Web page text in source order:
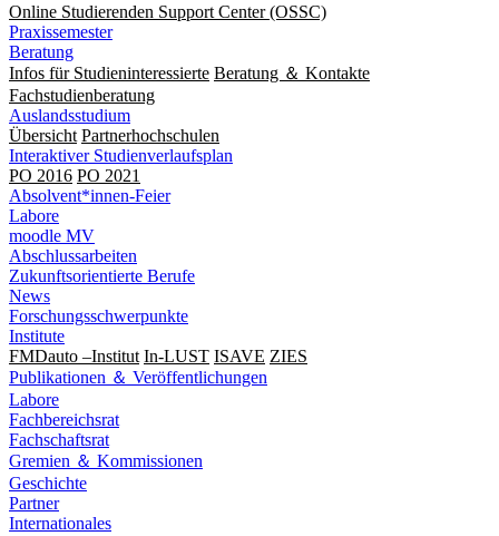
Online Studierenden Support Center (OSSC)
Praxissemester
Beratung
Infos für Studieninteressierte Beratung ＆ Kontakte
Fachstudienberatung
Auslandsstudium
Übersicht Partnerhochschulen
Interaktiver Studienverlaufsplan
PO 2016 PO 2021
Absolvent*innen-Feier
Labore
moodle MV
Abschlussarbeiten
Zukunftsorientierte Berufe
News
Forschungsschwerpunkte
Institute
FMDauto –Institut In-LUST ISAVE ZIES
Publikationen ＆ Veröffentlichungen
Labore
Fachbereichsrat
Fachschaftsrat
Gremien ＆ Kommissionen
Geschichte
Partner
Internationales